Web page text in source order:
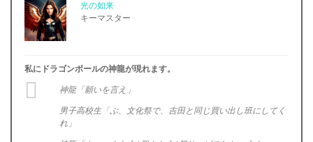
光の如来
キーマスター
私にドラゴンボールの神龍が現れます。
神龍「願いを言え」
男子高校生「ぶ、文化祭で、吉田と同じ買い出し班にしてく
れ」